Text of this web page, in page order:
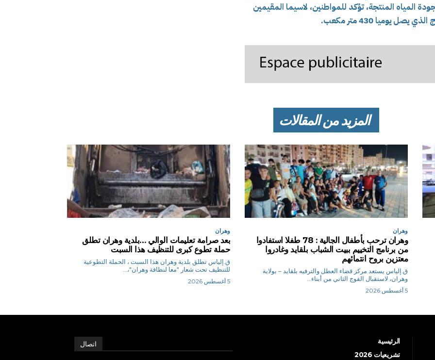
المياه المنتجة، تؤكد للمواطنين، لاسيما المقيمين
يوميا 430 متر مكعب.
المزيد من المقالات
وهران
وهران ترحب بأطفال الجالية : 78 طفلا استفادوا
من برنامج التخييم ببيت الشباب بلقايد وغادروا
معتزين بروح انتمائهم
ق.إلياس يستعد مركز قضاء العطل والترفيه بلقايد – بولاية
وهران، لاستقبال الفوج الثاني من أبناء...
5 أغسطس 2026
وهران
بعد صرامة تعليمات الوالي …بلدية وهران تطلق
حملة تطوع كبرى للتنظيف هذا السبت
ق.إلياس تطلق بلدية وهران هذا السبت ، الحملة التطوعية
للتنظيف تحت شعار "معا لنظافة وهران"،...
5 أغسطس 2026
الرئيسية
تشريعيات 2026
اتصال